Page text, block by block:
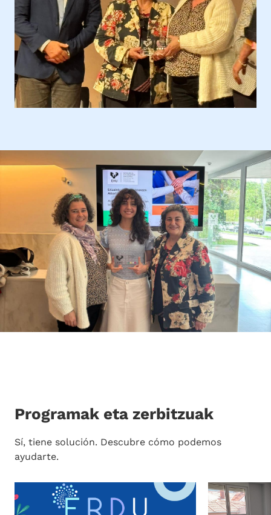
Programak eta zerbitzuak
Sí, tiene solución. Descubre cómo podemos
ayudarte.